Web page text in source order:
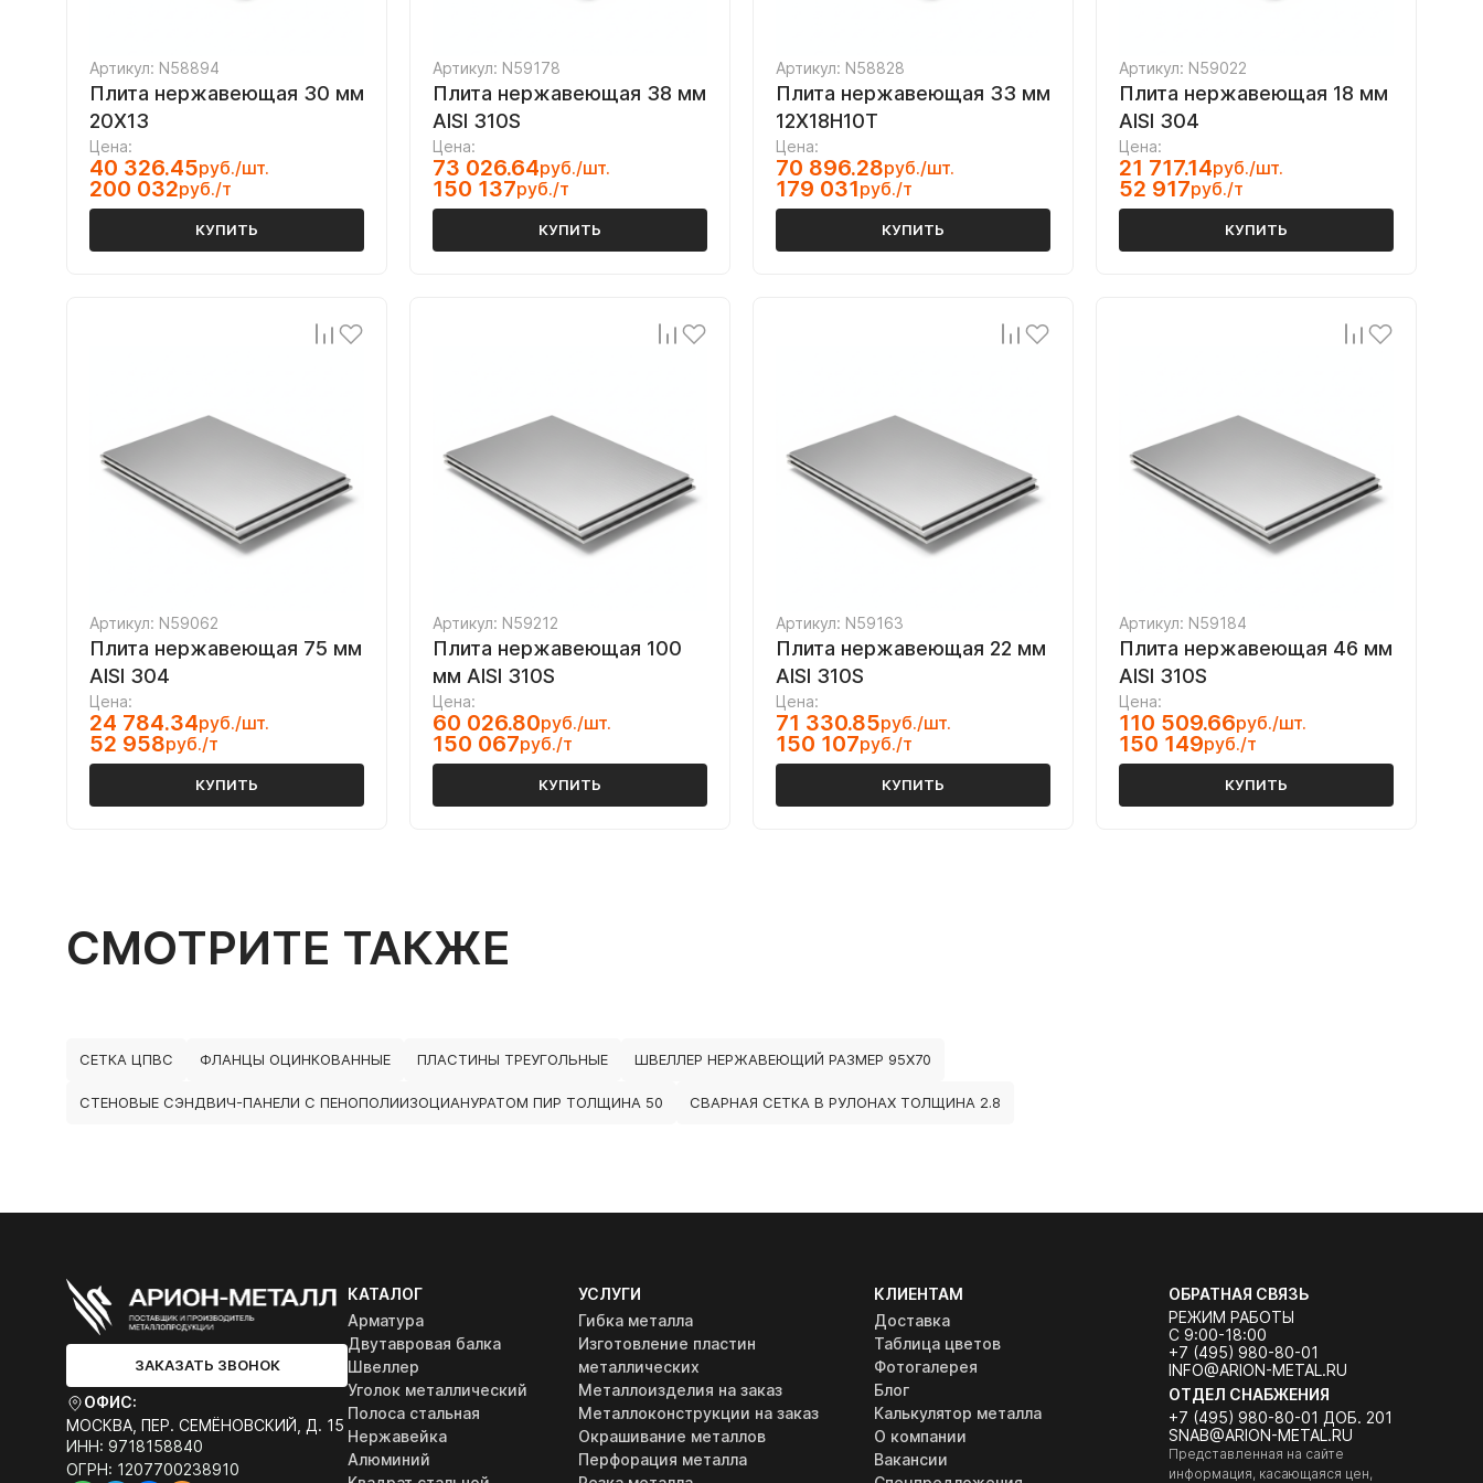
Артикул: N58894
Плита нержавеющая 30 мм
20Х13
Цена:
40 326.45руб./шт.
200 032руб./т
КУПИТЬ
Артикул: N59178
Плита нержавеющая 38 мм
AISI 310S
Цена:
73 026.64руб./шт.
150 137руб./т
КУПИТЬ
Артикул: N58828
Плита нержавеющая 33 мм
12Х18Н10Т
Цена:
70 896.28руб./шт.
179 031руб./т
КУПИТЬ
Артикул: N59022
Плита нержавеющая 18 мм
AISI 304
Цена:
21 717.14руб./шт.
52 917руб./т
КУПИТЬ
Артикул: N59062
Плита нержавеющая 75 мм
AISI 304
Цена:
24 784.34руб./шт.
52 958руб./т
КУПИТЬ
Артикул: N59212
Плита нержавеющая 100
мм AISI 310S
Цена:
60 026.80руб./шт.
150 067руб./т
КУПИТЬ
Артикул: N59163
Плита нержавеющая 22 мм
AISI 310S
Цена:
71 330.85руб./шт.
150 107руб./т
КУПИТЬ
Артикул: N59184
Плита нержавеющая 46 мм
AISI 310S
Цена:
110 509.66руб./шт.
150 149руб./т
КУПИТЬ
СМОТРИТЕ ТАКЖЕ
СЕТКА ЦПВС ФЛАНЦЫ ОЦИНКОВАННЫЕ ПЛАСТИНЫ ТРЕУГОЛЬНЫЕ ШВЕЛЛЕР НЕРЖАВЕЮЩИЙ РАЗМЕР 95Х70
СТЕНОВЫЕ СЭНДВИЧ-ПАНЕЛИ С ПЕНОПОЛИИЗОЦИАНУРАТОМ ПИР ТОЛЩИНА 50 СВАРНАЯ СЕТКА В РУЛОНАХ ТОЛЩИНА 2.8
ЗАКАЗАТЬ ЗВОНОК
ОФИС:
МОСКВА, ПЕР. СЕМЁНОВСКИЙ, Д. 15
ИНН: 9718158840
ОГРН: 1207700238910
КАТАЛОГ
Арматура
Двутавровая балка
Швеллер
Уголок металлический
Полоса стальная
Нержавейка
Алюминий
УСЛУГИ
Гибка металла
Изготовление пластин
металлических
Металлоизделия на заказ
Металлоконструкции на заказ
Окрашивание металлов
Перфорация металла
КЛИЕНТАМ
Доставка
Таблица цветов
Фотогалерея
Блог
Калькулятор металла
О компании
Вакансии
ОБРАТНАЯ СВЯЗЬ
РЕЖИМ РАБОТЫ
С 9:00-18:00
+7 (495) 980-80-01
INFO@ARION-METAL.RU
ОТДЕЛ СНАБЖЕНИЯ
+7 (495) 980-80-01 ДОБ. 201
SNAB@ARION-METAL.RU
Представленная на сайте
информация, касающаяся цен,